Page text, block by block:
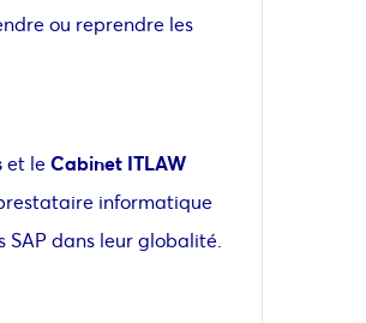
ou reprendre les
et leCabinet ITLAW
informatique
dans leur globalité.